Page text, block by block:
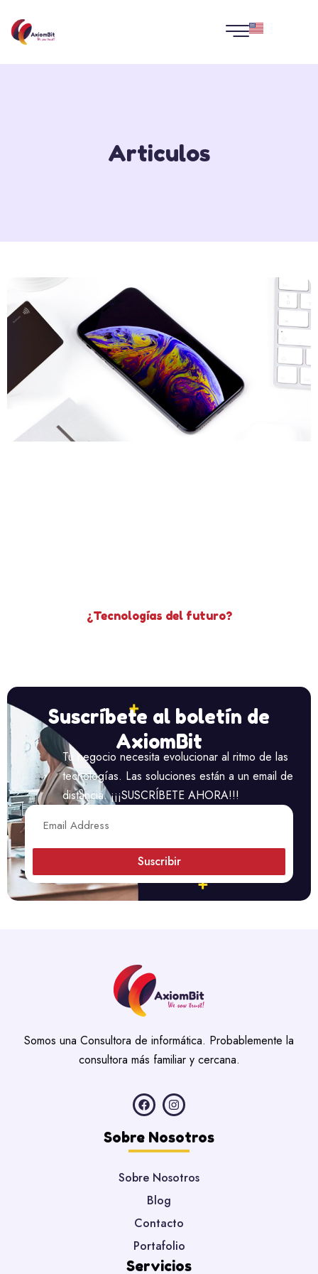
Articulos
¿Tecnologías del futuro?
Suscríbete al boletín de
AxiomBit
Tu negocio necesita evolucionar al ritmo de las
tecnologías. Las soluciones están a un email de
distancia.¡¡¡SUSCRÍBETE AHORA!!!
Suscribir
Somos una Consultora de informática. Probablemente la
consultora más familiar y cercana.
Sobre Nosotros
Sobre Nosotros
Blog
Contacto
Portafolio
Servicios